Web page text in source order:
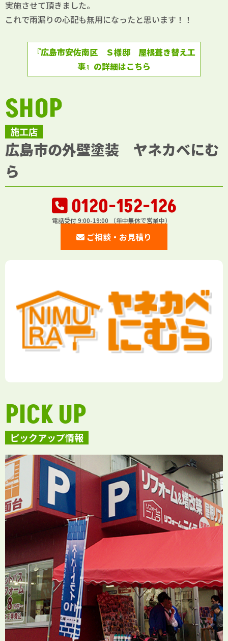
実施させて頂きました。
これで雨漏りの心配も無用になったと思います！！
『広島市安佐南区 Ｓ様邸 屋根葺き替え工
事』の詳細はこちら
施工店
SHOP
広島市の外壁塗装 ヤネカベにむ
ら
0120-152-126
電話受付 9:00-19:00 （年中無休で営業中）
ご相談・お見積り
ピックアップ情報
PICK UP